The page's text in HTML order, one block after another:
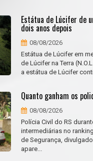
Estátua de Lúcifer de
dois anos depois
08/08/2026
Estátua de Lúcifer em
de Lúcifer na Terra
a estátua de Lúcifer
Quanto ganham os
08/08/2026
Polícia Civil do RS
intermediárias no
de Segurança,
apare...